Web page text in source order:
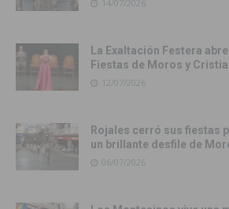
14/07/2026
La Exaltación Festera
Fiestas de Moros y
12/07/2026
Rojales cerró sus fiestas
un brillante desfile de
06/07/2026